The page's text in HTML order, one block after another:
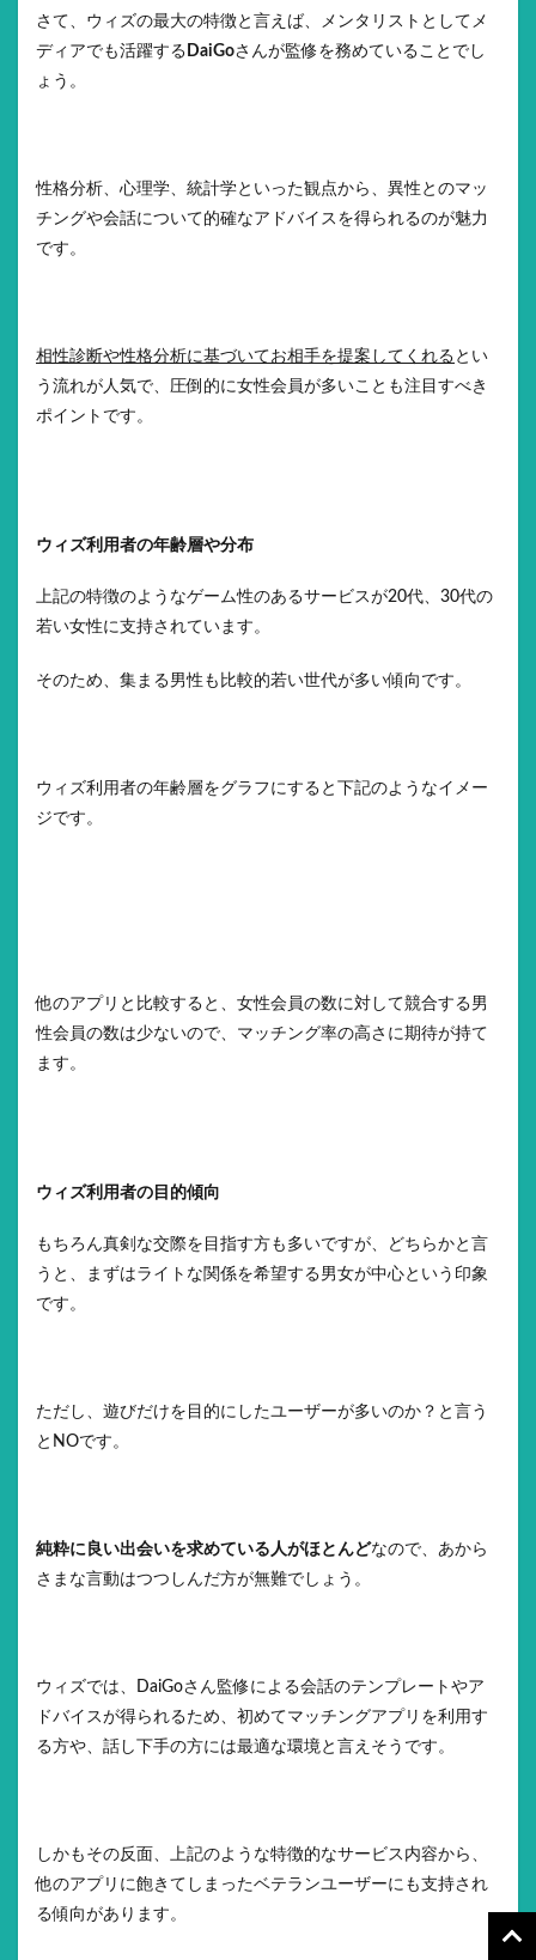
さて、ウィズの最大の特徴と言えば、メンタリストとしてメ
ディアでも活躍する DaiGoさんが監修を務めていることでし
ょう。
性格分析、心理学、統計学といった観点から、異性とのマッ
チングや会話について的確なアドバイスを得られるのが魅力
です。
相性診断や性格分析に基づいてお相手を提案してくれる とい
う流れが人気で、圧倒的に女性会員が多いことも注目すべき
ポイントです。
ウィズ利用者の年齢層や分布
上記の特徴のようなゲーム性のあるサービスが20代、30代の
若い女性に支持されています。
そのため、集まる男性も比較的若い世代が多い傾向です。
ウィズ利用者の年齢層をグラフにすると下記のようなイメー
ジです。
他のアプリと比較すると、女性会員の数に対して競合する男
性会員の数は少ないので、マッチング率の高さに期待が持て
ます。
ウィズ利用者の目的傾向
もちろん真剣な交際を目指す方も多いですが、どちらかと言
うと、まずはライトな関係を希望する男女が中心という印象
です。
ただし、遊びだけを目的にしたユーザーが多いのか？と言う
とNOです。
純粋に良い出会いを求めている人がほとんどなので、あから
さまな言動はつつしんだ方が無難でしょう。
ウィズでは、DaiGoさん監修による会話のテンプレートやア
ドバイスが得られるため、初めてマッチングアプリを利用す
る方や、話し下手の方には最適な環境と言えそうです。
しかもその反面、上記のような特徴的なサービス内容から、
他のアプリに飽きてしまったベテランユーザーにも支持され
る傾向があります。